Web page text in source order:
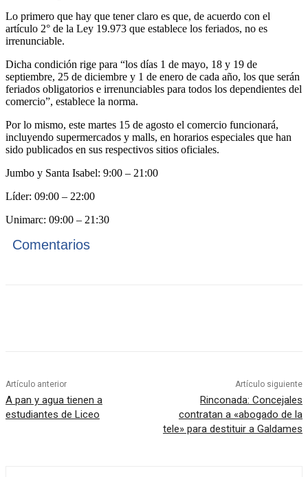
Lo primero que hay que tener claro es que, de acuerdo con el
artículo 2° de la Ley 19.973 que establece los feriados, no es
irrenunciable.
Dicha condición rige para “los días 1 de mayo, 18 y 19 de
septiembre, 25 de diciembre y 1 de enero de cada año, los que serán
feriados obligatorios e irrenunciables para todos los dependientes del
comercio”, establece la norma.
Por lo mismo, este martes 15 de agosto el comercio funcionará,
incluyendo supermercados y malls, en horarios especiales que han
sido publicados en sus respectivos sitios oficiales.
Jumbo y Santa Isabel: 9:00 – 21:00
Líder: 09:00 – 22:00
Unimarc: 09:00 – 21:30
Comentarios
Artículo anterior
A pan y agua tienen a
estudiantes de Liceo
Artículo siguiente
Rinconada: Concejales
contratan a «abogado de la
tele» para destituir a Galdames